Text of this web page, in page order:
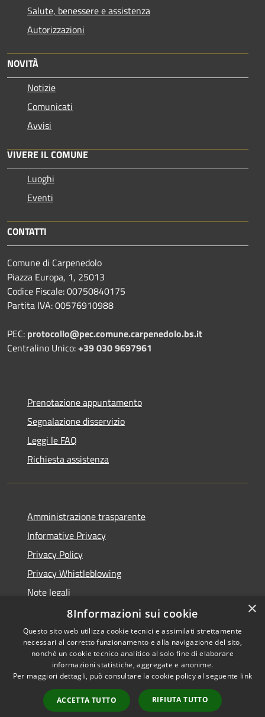
Salute, benessere e assistenza
Autorizzazioni
NOVITÀ
Notizie
Comunicati
Avvisi
VIVERE IL COMUNE
Luoghi
Eventi
CONTATTI
Comune di Carpenedolo
Piazza Europa, 1, 25013
Codice Fiscale: 00750840175
Partita IVA: 00576910988
PEC: protocollo@pec.comune.carpenedolo.bs.it
Centralino Unico:+39 030 9697961
Prenotazione appuntamento
Segnalazione disservizio
Leggi le FAQ
Richiesta assistenza
Amministrazione trasparente
Informative Privacy
Privacy Policy
Privacy Whistleblowing
Note legali
Dichiarazione di accessibilità
RSS
Accessibilità
Copyright © 2026 • Comune di
Municipium•
Accesso
×
8Informazioni sui cookie
Questo sito web utilizza cookie tecnici e assimilati strettamente
necessari al corretto funzionamento e alla navigazione del sito,
nonché un cookie tecnico analitico al solo fine di elaborare
informazioni statistiche, aggregate e anonime.
Per maggiori dettagli, può consultare la cookie policy al seguente link
ACCETTA TUTTO RIFIUTA TUTTO